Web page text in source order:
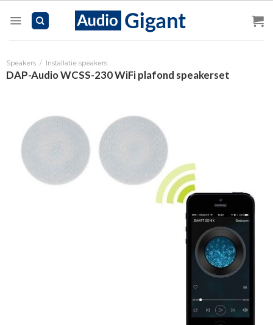
Speakers / Installatie speakers
DAP-Audio WCSS-230 WiFi plafond speakerset